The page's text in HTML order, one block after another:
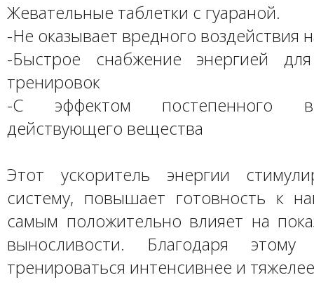
Жевательные таблетки с гуараной.
-Не оказывает вредного воздействия
-Быстрое снабжение энергией
тренировок
-С эффектом постепенного
действующего вещества
Этот ускоритель энергии
систему, повышает готовность к
самым положительно влияет на
выносливости. Благодаря
тренироваться интенсивнее и